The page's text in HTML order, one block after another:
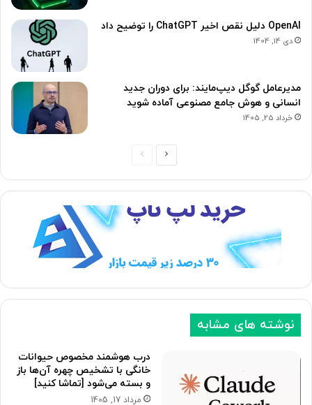
OpenAI دلیل نقص اخیر ChatGPT را توضیح داد
دی 14, 1404
مدیرعامل گوگل دیپ‌مایند: برای دوران جدید
انسانی و هوش جامع مصنوعی آماده شوید
خرداد 25, 1405
ح
ه
ی
ح
ه
د
ی
نوشته های مشابه
درب هوشمند مخصوص حیوانات
خانگی با تشخیص چهره آن‌ها باز
و بسته می‌شود [تماشا کنید]
مرداد 17, 1405